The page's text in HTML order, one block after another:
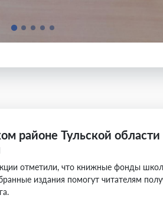
районе Тульской
отметили, что книжные фонды
издания помогут читателям